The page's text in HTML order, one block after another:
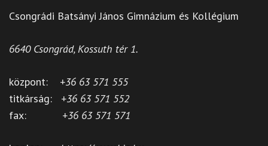
Csongrádi Batsányi János Gimnázium és Kollégium
6640 Csongrád, Kossuth tér 1.
központ: +36 63 571 555
titkárság: +36 63 571 552
fax: +36 63 571 571